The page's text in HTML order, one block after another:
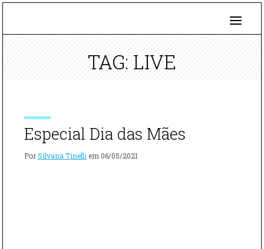
TAG: LIVE
Especial Dia das Mães
PorSilvana Tinelli em 06/05/2021